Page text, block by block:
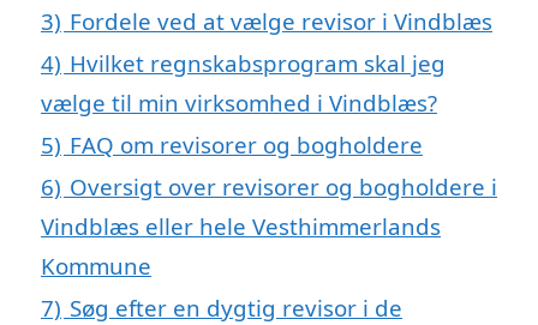
3) Fordele ved at vælge revisor i Vindblæs
4) Hvilket regnskabsprogram skal jeg
vælge til min virksomhed i Vindblæs?
5) FAQ om revisorer og bogholdere
6) Oversigt over revisorer og bogholdere i
Vindblæs eller hele Vesthimmerlands
Kommune
7) Søg efter en dygtig revisor i de